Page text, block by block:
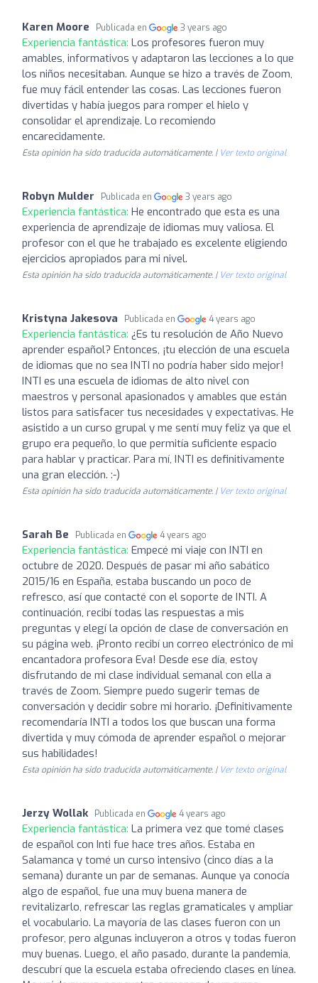
Karen Moore Publicada en 3 years ago
Experiencia fantástica: Los profesores fueron muy
amables, informativos y adaptaron las lecciones a lo que
los niños necesitaban. Aunque se hizo a través de Zoom,
fue muy fácil entender las cosas. Las lecciones fueron
divertidas y había juegos para romper el hielo y
consolidar el aprendizaje. Lo recomiendo
encarecidamente.
Esta opinión ha sido traducida automáticamente. | Ver texto original
Robyn Mulder Publicada en 3 years ago
Experiencia fantástica: He encontrado que esta es una
experiencia de aprendizaje de idiomas muy valiosa. El
profesor con el que he trabajado es excelente eligiendo
ejercicios apropiados para mi nivel.
Esta opinión ha sido traducida automáticamente. | Ver texto original
Kristyna Jakesova Publicada en 4 years ago
Experiencia fantástica: ¿Es tu resolución de Año Nuevo
aprender español? Entonces, ¡tu elección de una escuela
de idiomas que no sea INTI no podría haber sido mejor!
INTI es una escuela de idiomas de alto nivel con
maestros y personal apasionados y amables que están
listos para satisfacer tus necesidades y expectativas. He
asistido a un curso grupal y me sentí muy feliz ya que el
grupo era pequeño, lo que permitía suficiente espacio
para hablar y practicar. Para mí, INTI es definitivamente
una gran elección. :-)
Esta opinión ha sido traducida automáticamente. | Ver texto original
Sarah Be Publicada en 4 years ago
Experiencia fantástica: Empecé mi viaje con INTI en
octubre de 2020. Después de pasar mi año sabático
2015/16 en España, estaba buscando un poco de
refresco, así que contacté con el soporte de INTI. A
continuación, recibí todas las respuestas a mis
preguntas y elegí la opción de clase de conversación en
su página web. ¡Pronto recibí un correo electrónico de mi
encantadora profesora Eva! Desde ese día, estoy
disfrutando de mi clase individual semanal con ella a
través de Zoom. Siempre puedo sugerir temas de
conversación y decidir sobre mi horario. ¡Definitivamente
recomendaría INTI a todos los que buscan una forma
divertida y muy cómoda de aprender español o mejorar
sus habilidades!
Esta opinión ha sido traducida automáticamente. | Ver texto original
Jerzy Wollak Publicada en 4 years ago
Experiencia fantástica: La primera vez que tomé clases
de español con Inti fue hace tres años. Estaba en
Salamanca y tomé un curso intensivo (cinco días a la
semana) durante un par de semanas. Aunque ya conocía
algo de español, fue una muy buena manera de
revitalizarlo, refrescar las reglas gramaticales y ampliar
el vocabulario. La mayoría de las clases fueron con un
profesor, pero algunas incluyeron a otros y todas fueron
muy buenas. Luego, el año pasado, durante la pandemia,
descubrí que la escuela estaba ofreciendo clases en línea.